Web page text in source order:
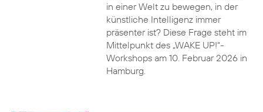
in einer Welt zu bewegen, in der
künstliche Intelligenz immer
präsenter ist? Diese Frage steht im
Mittelpunkt des „WAKE UP!“-
Workshops am 10. Februar 2026 in
Hamburg.